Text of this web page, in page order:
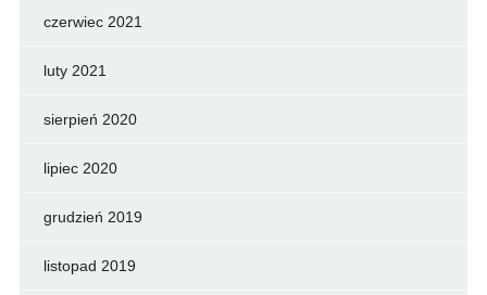
czerwiec 2021
luty 2021
sierpień 2020
lipiec 2020
grudzień 2019
listopad 2019